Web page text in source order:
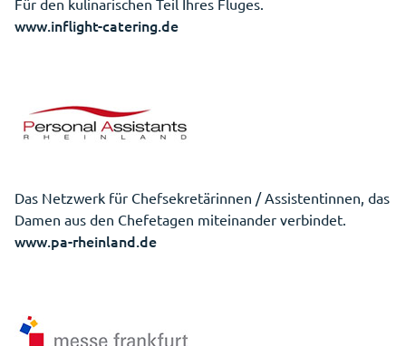
Für den kulinarischen Teil Ihres Fluges.
www.inflight-catering.de
Das Netzwerk für Chefsekretärinnen / Assistentinnen, das
Damen aus den Chefetagen miteinander verbindet.
www.pa-rheinland.de